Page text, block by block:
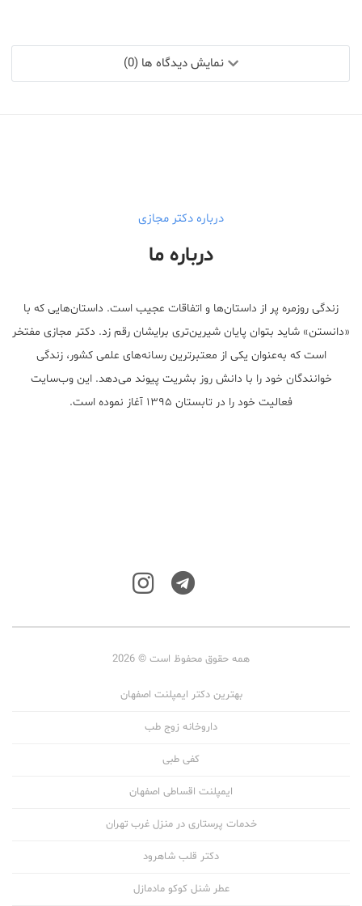
نمایش دیدگاه ها (0)
درباره دکتر مجازی
درباره ما
زندگی روزمره پر از داستان‌ها و اتفاقات عجیب است. داستان‌هایی که با
«دانستن» شاید بتوان پایان شیرین‌تری برایشان رقم زد. دکتر مجازی مفتخر
است که به‌عنوان یکی از معتبر‌ترین رسانه‌های علمی کشور، زندگی
خوانندگان خود را با دانش روز بشریت پیوند می‌دهد. این وب‌سایت
فعالیت خود را در تابستان ۱۳۹۵ آغاز نموده است.
همه حقوق محفوظ است © 2026
بهترین دکتر ایمپلنت اصفهان
داروخانه زوج طب
کفی طبی
ایمپلنت اقساطی اصفهان
خدمات پرستاری در منزل غرب تهران
دکتر قلب شاهرود
عطر شنل کوکو مادمازل